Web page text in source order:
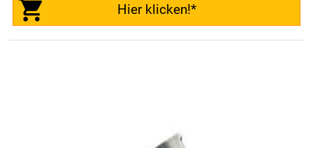
Hier klicken!*